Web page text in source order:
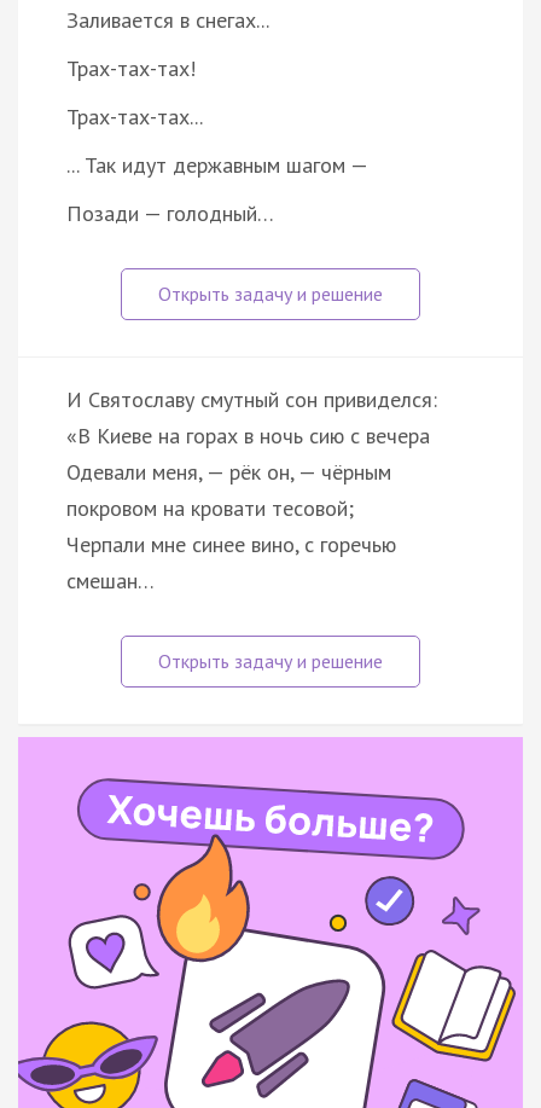
Заливается в снегах...
Трах-тах-тах!
Трах-тах-тах...
... Так идут державным шагом —
Позади — голодный…
И Святославу смутный сон привиделся:
«В Киеве на горах в ночь сию с вечера
Одевали меня, — рёк он, — чёрным
покровом на кровати тесовой;
Черпали мне синее вино, с горечью
смешан…